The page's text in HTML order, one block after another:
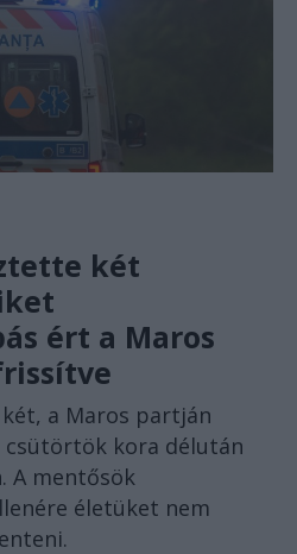
két
ért a Maros
a Maros partján
csütörtök kora délután
A mentősök
életüket nem